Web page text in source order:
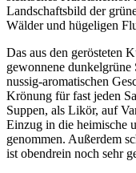
Landschaftsbild der
Wälder und hügeligen
Das aus den gerösteten
gewonnene dunkelgrüne
nussig-aromatischen
Krönung für fast jeden
Suppen, als Likör, auf
Einzug in die heimische
genommen. Außerdem
ist obendrein noch sehr